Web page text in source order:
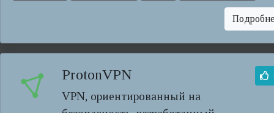
ProtonVPN
VPN, ориентированный на